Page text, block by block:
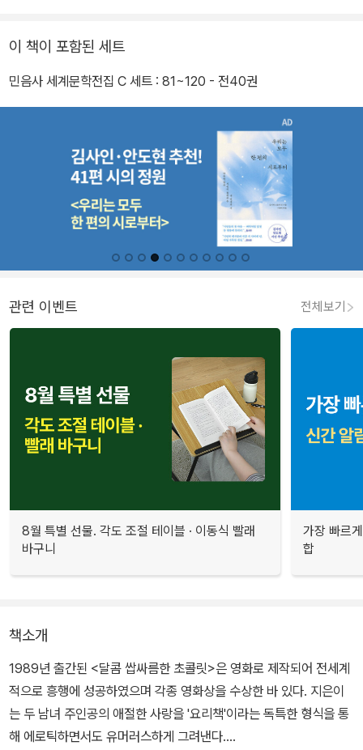
이 책이 포함된 세트
민음사 세계문학전집 C 세트 : 81~120 - 전40권
관련 이벤트 전체보기
8월 특별 선물. 각도 조절 테이블 · 이동식 빨래
바구니
가장 빠르
합
책소개
1989년 출간된 <달콤 쌉싸름한 초콜릿>은 영화로 제작되어 전세계
적으로 흥행에 성공하였으며 각종 영화상을 수상한 바 있다. 지은이
는 두 남녀 주인공의 애절한 사랑을 '요리책'이라는 독특한 형식을 통
해 에로틱하면서도 유머러스하게 그려낸다.